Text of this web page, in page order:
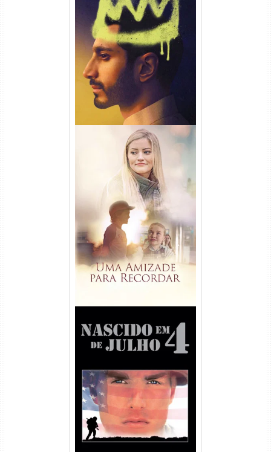
Hamlet Torrent (2026) WEB-
DL 1080p Dual Áudio
Uma Amizade para Recordar
Torrent (2025) WEB-DL 1080p
Dual Áudio
Nascido em 4 de Julho
Torrent (1989) WEB-DL 1080p
Dual Áudio